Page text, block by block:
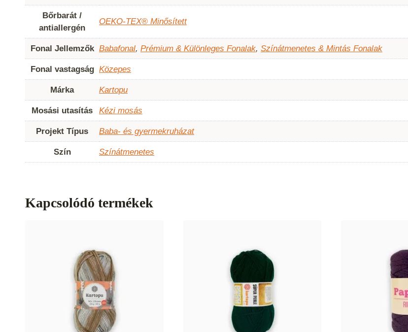
Bőrbarát /
antiallergén
OEKO-TEX® Minősített
Fonal Jellemzők Babafonal, Prémium & Különleges Fonalak, Színátmenetes & Mintás Fonalak
Fonal vastagság Közepes
Márka Kartopu
Mosási utasítás Kézi mosás
Projekt Típus Baba- és gyermekruházat
Szín Színátmenetes
Kapcsolódó termékek